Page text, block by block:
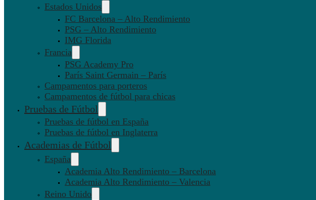
Estados Unidos
FC Barcelona – Alto Rendimiento
PSG – Alto Rendimiento
IMG Florida
Francia
PSG Academy Pro
París Saint Germain – París
Campamentos para porteros
Campamentos de fútbol para chicas
Pruebas de Fútbol
Pruebas de fútbol en España
Pruebas de fútbol en Inglaterra
Academias de Fútbol
España
Academia Alto Rendimiento – Barcelona
Academia Alto Rendimiento – Valencia
Reino Unido